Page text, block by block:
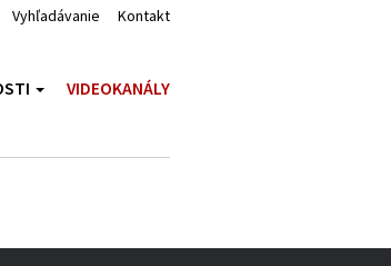
Vyhľadávanie Kontakt
VIDEOKANÁLY